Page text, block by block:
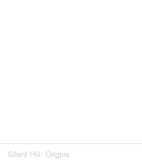
Silent Hill: Origins